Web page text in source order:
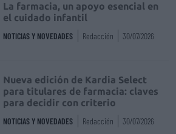
La farmacia, un apoyo esencial en
el cuidado infantil
NOTICIAS Y NOVEDADES Redacción 30/07/2026
Nueva edición de Kardia Select
para titulares de farmacia: claves
para decidir con criterio
NOTICIAS Y NOVEDADES Redacción 30/07/2026